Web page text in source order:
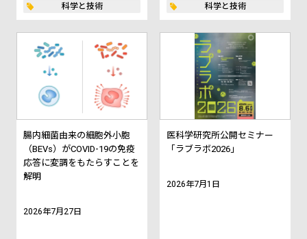
科学と技術 科学と技術
腸内細菌由来の細胞外小胞
（BEVs）がCOVID-19の免疫
応答に変調をもたらすことを
解明
2026年7月27日
医科学研究所公開セミナー
「ラブラボ2026」
2026年7月1日